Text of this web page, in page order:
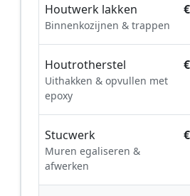
Houtwerk lakken
Binnenkozijnen & trappen
Houtrotherstel
Uithakken & opvullen met
epoxy
Stucwerk
Muren egaliseren &
afwerken